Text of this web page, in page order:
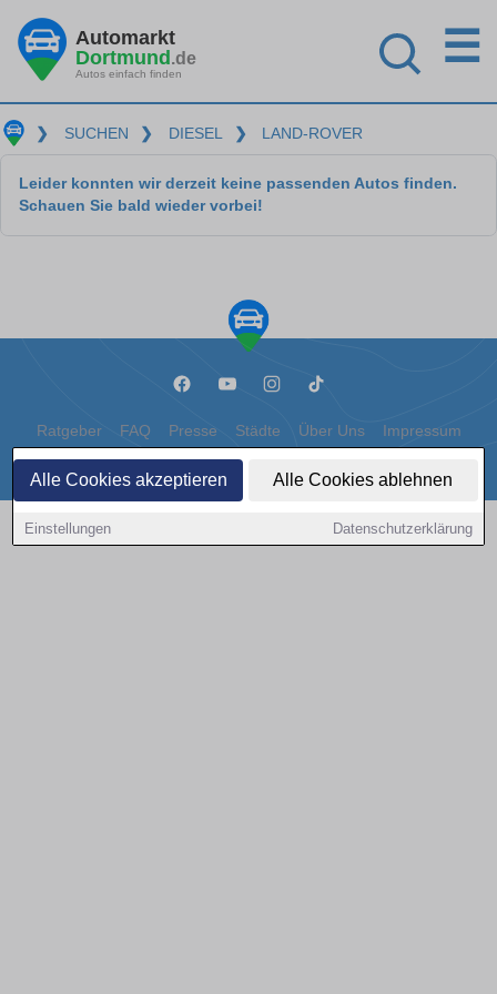
Alle Cookies akzeptieren Alle Cookies ablehnen
Einstellungen Datenschutzerklärung
Automarkt
Dortmund.de
Autos einfach finden
☰
❯ SUCHEN ❯ DIESEL ❯ LAND-ROVER
Leider konnten wir derzeit keine passenden Autos finden.
Schauen Sie bald wieder vorbei!
Ratgeber FAQ Presse Städte Über Uns Impressum
Datenschutz Cookies
Copyright © 2000 - 2026 | 1A Infosysteme GmbH | Content by: 1a-sites-autos